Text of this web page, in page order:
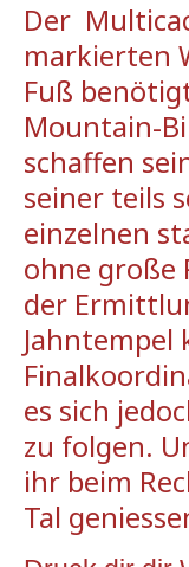
Der
markierten
Fuß
Mountain-
schaffen
seiner teils
einzelnen
ohne große
der
Jahntempel
es sich
zu folgen.
ihr beim
Tal